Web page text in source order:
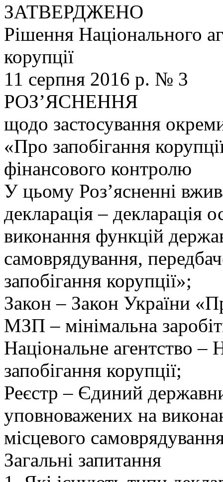
ЗАТВЕРДЖЕНО
Рішення Національного
корупції
11 серпня 2016 р. № 3
РОЗ’ЯСНЕННЯ
щодо застосування
«Про запобігання
фінансового контролю
У цьому Роз’ясненні
декларація – декларація
виконання функцій
самоврядування,
запобігання корупції»;
Закон – Закон України
МЗП – мінімальна
Національне агентство –
запобігання корупції;
Реєстр – Єдиний
уповноважених на
місцевого
Загальні запитання